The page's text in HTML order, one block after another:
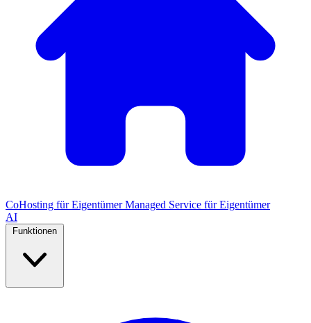
CoHosting für EigentümerManaged Service für Eigentümer
AI